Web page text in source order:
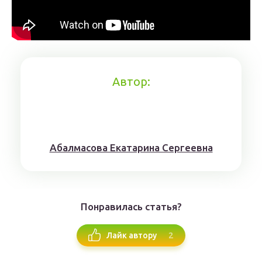
Автор:
Aбaлмaсoвa Eкaтaринa Ceргeeвнa
Понравилась статья?
Лайк автору 2